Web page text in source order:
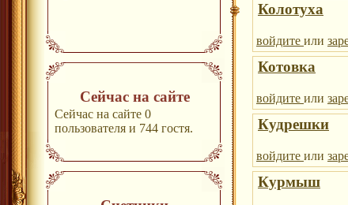
Сейчас на сайте
Сейчас на сайте 0
пользователя и 744 гостя.
Колотуха
войдите или
Котовка
войдите или
Кудрешки
войдите или
Курмыш